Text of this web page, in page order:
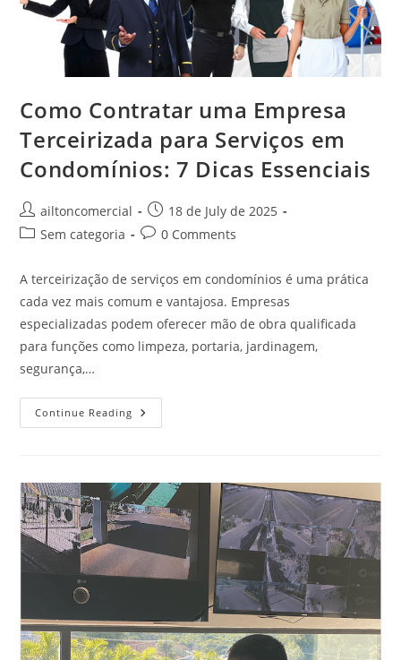
Como Contratar uma Empresa
Terceirizada para Serviços em
Condomínios: 7 Dicas Essenciais
ailtoncomercial
18 de July de 2025
Sem categoria
0 Comments
A terceirização de serviços em condomínios é uma prática
cada vez mais comum e vantajosa. Empresas
especializadas podem oferecer mão de obra qualificada
para funções como limpeza, portaria, jardinagem,
segurança,…
Continue Reading